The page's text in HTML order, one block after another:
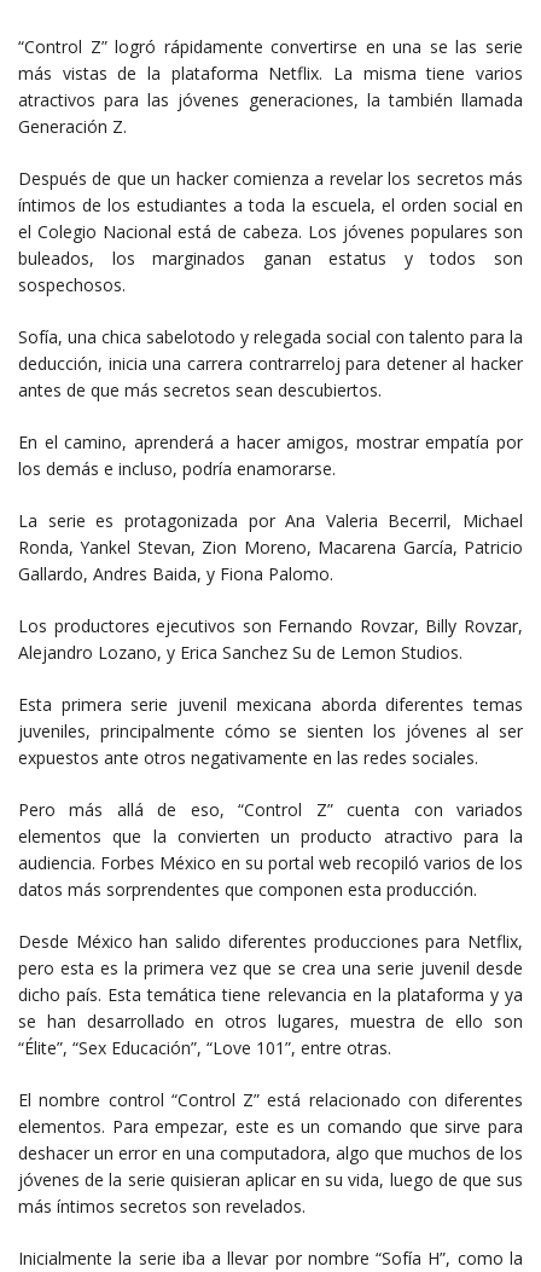
“Control Z” logró rápidamente convertirse en una se las serie
más vistas de la plataforma Netflix. La misma tiene varios
atractivos para las jóvenes generaciones, la también llamada
Generación Z.
Después de que un hacker comienza a revelar los secretos más
íntimos de los estudiantes a toda la escuela, el orden social en
el Colegio Nacional está de cabeza. Los jóvenes populares son
buleados, los marginados ganan estatus y todos son
sospechosos.
Sofía, una chica sabelotodo y relegada social con talento para la
deducción, inicia una carrera contrarreloj para detener al hacker
antes de que más secretos sean descubiertos.
En el camino, aprenderá a hacer amigos, mostrar empatía por
los demás e incluso, podría enamorarse.
La serie es protagonizada por Ana Valeria Becerril, Michael
Ronda, Yankel Stevan, Zion Moreno, Macarena García, Patricio
Gallardo, Andres Baida, y Fiona Palomo.
Los productores ejecutivos son Fernando Rovzar, Billy Rovzar,
Alejandro Lozano, y Erica Sanchez Su de Lemon Studios.
Esta primera serie juvenil mexicana aborda diferentes temas
juveniles, principalmente cómo se sienten los jóvenes al ser
expuestos ante otros negativamente en las redes sociales.
Pero más allá de eso, “Control Z” cuenta con variados
elementos que la convierten un producto atractivo para la
audiencia. Forbes México en su portal web recopiló varios de los
datos más sorprendentes que componen esta producción.
Desde México han salido diferentes producciones para Netflix,
pero esta es la primera vez que se crea una serie juvenil desde
dicho país. Esta temática tiene relevancia en la plataforma y ya
se han desarrollado en otros lugares, muestra de ello son
“Élite”, “Sex Educación”, “Love 101”, entre otras.
El nombre control “Control Z” está relacionado con diferentes
elementos. Para empezar, este es un comando que sirve para
deshacer un error en una computadora, algo que muchos de los
jóvenes de la serie quisieran aplicar en su vida, luego de que sus
más íntimos secretos son revelados.
Inicialmente la serie iba a llevar por nombre “Sofía H”, como la